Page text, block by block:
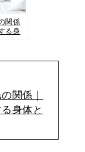
関係
る身
関係｜
身体と